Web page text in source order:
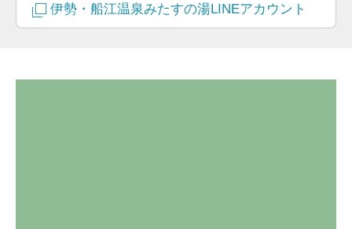
伊勢・船江温泉みたすの湯LINEアカウント